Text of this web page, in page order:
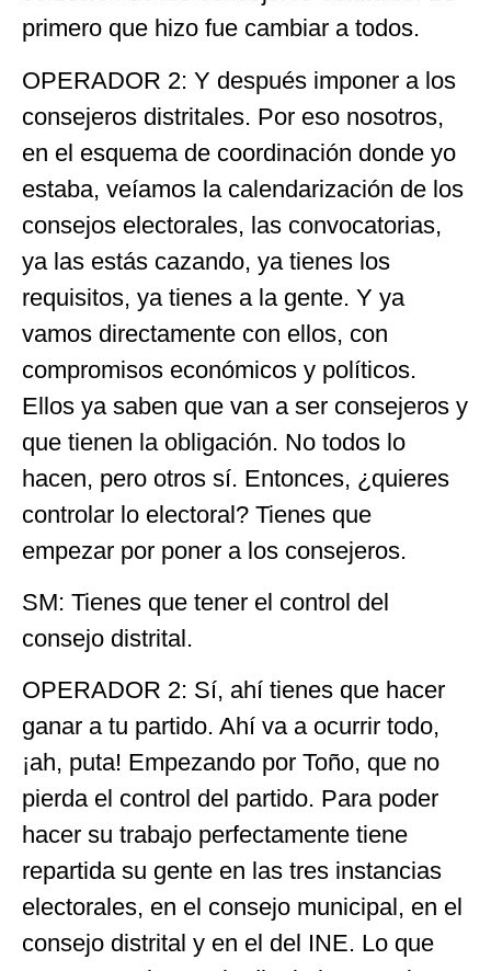
primero que hizo fue cambiar a todos.
OPERADOR 2: Y después imponer a los
consejeros distritales. Por eso nosotros,
en el esquema de coordinación donde yo
estaba, veíamos la calendarización de los
consejos electorales, las convocatorias,
ya las estás cazando, ya tienes los
requisitos, ya tienes a la gente. Y ya
vamos directamente con ellos, con
compromisos económicos y políticos.
Ellos ya saben que van a ser consejeros y
que tienen la obligación. No todos lo
hacen, pero otros sí. Entonces, ¿quieres
controlar lo electoral? Tienes que
empezar por poner a los consejeros.
SM: Tienes que tener el control del
consejo distrital.
OPERADOR 2: Sí, ahí tienes que hacer
ganar a tu partido. Ahí va a ocurrir todo,
¡ah, puta! Empezando por Toño, que no
pierda el control del partido. Para poder
hacer su trabajo perfectamente tiene
repartida su gente en las tres instancias
electorales, en el consejo municipal, en el
consejo distrital y en el del INE. Lo que